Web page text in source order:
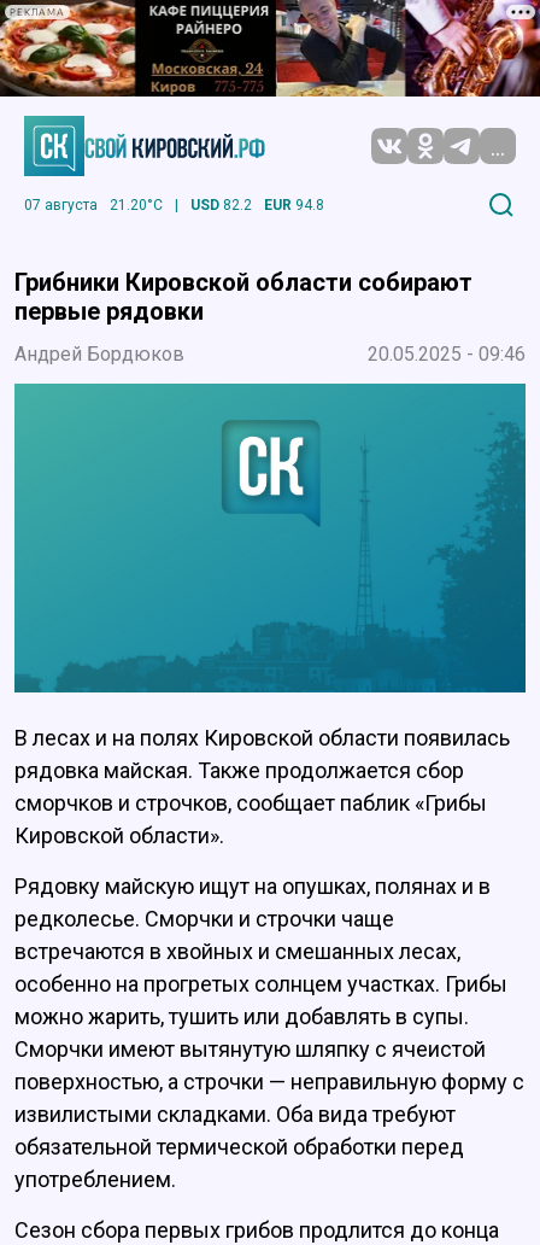
РЕКЛАМА
...
07 августа 21.20°C | USD 82.2 EUR 94.8
Грибники Кировской области собирают
первые рядовки
Андрей Бордюков 20.05.2025 - 09:46
В лесах и на полях Кировской области появилась
рядовка майская. Также продолжается сбор
сморчков и строчков, сообщает паблик «Грибы
Кировской области».
Рядовку майскую ищут на опушках, полянах и в
редколесье. Сморчки и строчки чаще
встречаются в хвойных и смешанных лесах,
особенно на прогретых солнцем участках. Грибы
можно жарить, тушить или добавлять в супы.
Сморчки имеют вытянутую шляпку с ячеистой
поверхностью, а строчки — неправильную форму с
извилистыми складками. Оба вида требуют
обязательной термической обработки перед
употреблением.
Сезон сбора первых грибов продлится до конца